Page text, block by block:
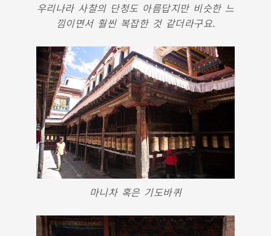
우리나라 사찰의 단청도 아름답지만 비슷한 느
낌이면서 훨씬 복잡한 것 같더라구요.
마니차 혹은 기도바퀴